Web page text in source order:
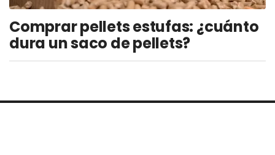
Comprar pellets estufas: ¿cuánto
dura un saco de pellets?